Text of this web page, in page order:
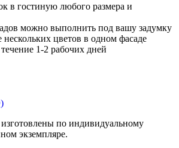
в гостиную любого размера и
можно выполнить под вашу задумку
цветов в одном фасаде
1-2 рабочих дней
по индивидуальному
экземпляре.